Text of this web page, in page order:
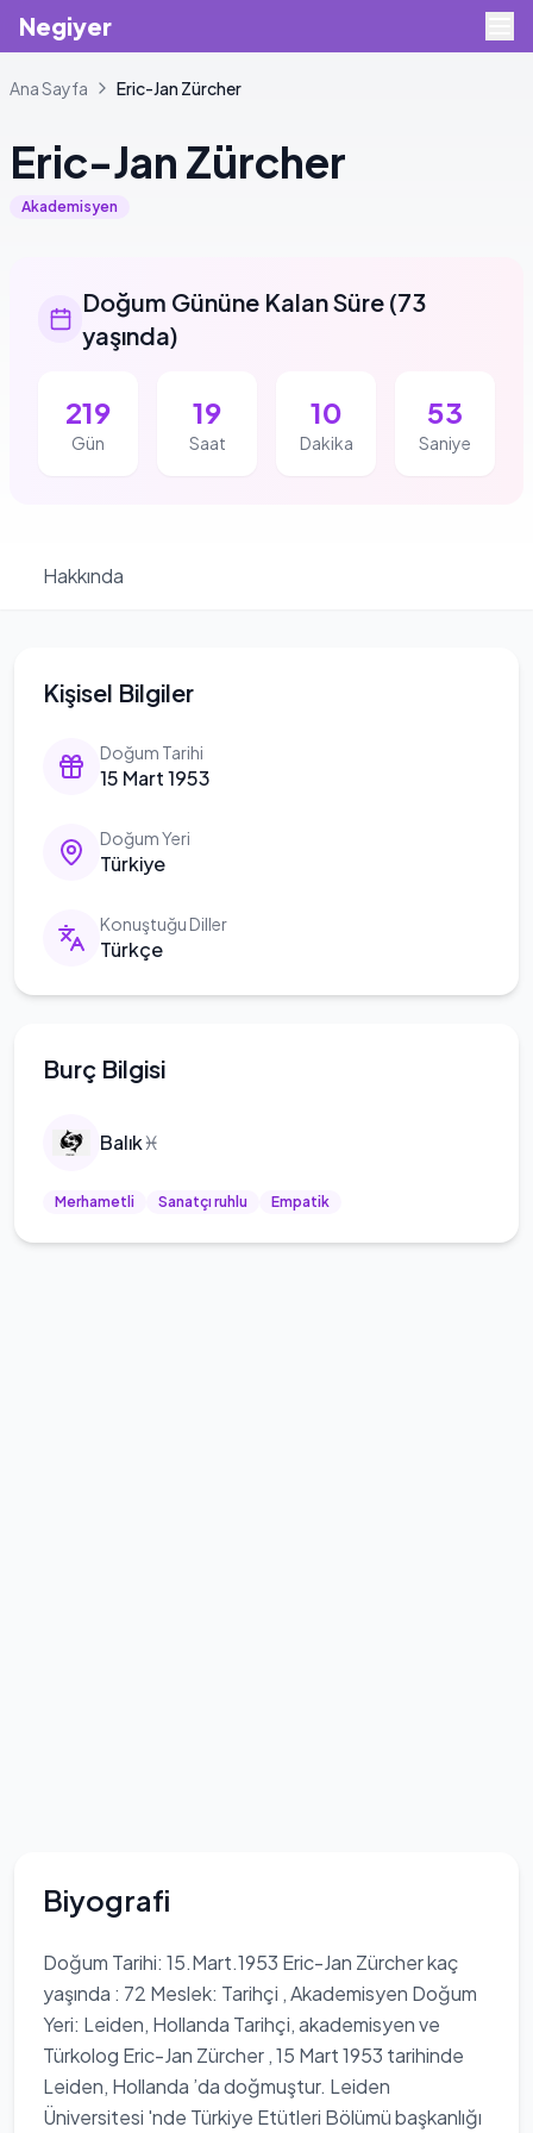
Negiyer
Ana Sayfa Eric-Jan Zürcher
Eric-Jan Zürcher
Akademisyen
Doğum Gününe Kalan Süre (73
yaşında)
219
Gün
19
Saat
10
Dakika
52
Saniye
Hakkında
Kişisel Bilgiler
Doğum Tarihi
15 Mart 1953
Doğum Yeri
Türkiye
Konuştuğu Diller
Türkçe
Burç Bilgisi
Balık♓
Merhametli Sanatçı ruhlu Empatik
Biyografi
Doğum Tarihi: 15.Mart.1953 Eric-Jan Zürcher kaç
yaşında : 72 Meslek: Tarihçi , Akademisyen Doğum
Yeri: Leiden, Hollanda Tarihçi, akademisyen ve
Türkolog Eric-Jan Zürcher , 15 Mart 1953 tarihinde
Leiden, Hollanda ’da doğmuştur. Leiden
Üniversitesi 'nde Türkiye Etütleri Bölümü başkanlığı